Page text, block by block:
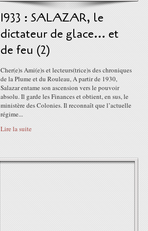
1933 : SALAZAR, le
dictateur de glace... et
de feu (2)
Cher(e)s Ami(e)s et lecteurs(trice)s des chroniques
de la Plume et du Rouleau, A partir de 1930,
Salazar entame son ascension vers le pouvoir
absolu. Il garde les Finances et obtient, en sus, le
ministère des Colonies. Il reconnaît que l’actuelle
régime...
Lire la suite